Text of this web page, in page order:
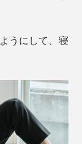
うにして、寝